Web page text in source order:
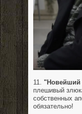
11. "Новейший
плешивый
собственных
обязательно!